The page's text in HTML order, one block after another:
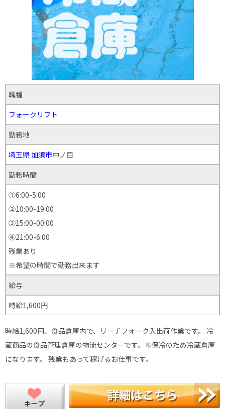
職種
フォークリフト
勤務地
埼玉県 加須市中ノ目
勤務時間
①6:00-5:00
②10:00-19:00
③15:00-00:00
④21:00-6:00
残業あり
※希望の時間で勤務出来ます
給与
時給1,600円
時給1,600円、食品倉庫内で、リーチフォーク入出荷作業です。 冷
蔵商品の食品管理倉庫の物流センターです。※保冷のため冷蔵倉庫
になります。 残業もあって稼げるお仕事です。